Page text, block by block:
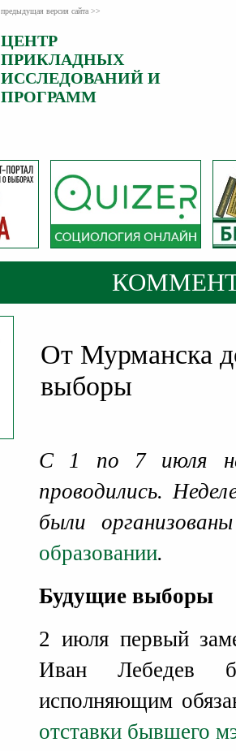
предыдущая версия сайта >>
ЦЕНТР
ПРИКЛАДНЫХ
ИССЛЕДОВАНИЙ И
ПРОГРАММ
От Мурманска
выборы
С 1 по 7 июля
проводились.
были
образовании.
Будущие выборы
2 июля первый
Иван Лебедев
исполняющим
отставки бывшего